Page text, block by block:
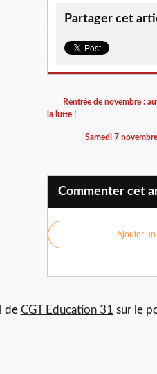
Partager cet
Rentrée de novembre :
la lutte !
Samedi 7
Commenter cet
Ajouter
de CGT Education 31 sur le